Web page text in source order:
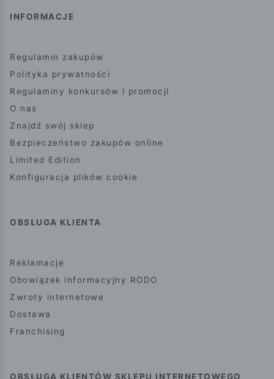
INFORMACJE
Regulamin zakupów
Polityka prywatności
Regulaminy konkursów i promocji
O nas
Znajdź swój sklep
Bezpieczeństwo zakupów online
Limited Edition
Konfiguracja plików cookie
OBSŁUGA KLIENTA
Reklamacje
Obowiązek informacyjny RODO
Zwroty internetowe
Dostawa
Franchising
OBSŁUGA KLIENTÓW SKLEPU INTERNETOWEGO